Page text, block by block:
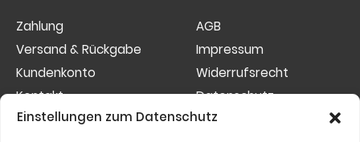
Einstellungen zum Datenschutz
Zahlung
Versand & Rückgabe
Kundenkonto
Kontakt
Sitemap
AGB
Impressum
Widerrufsrecht
Datenschutz
Cookies